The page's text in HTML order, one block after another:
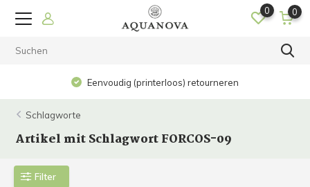
0 0
Eenvoudig (printerloos) retourneren
Schlagworte
Artikel mit Schlagwort FORCOS-09
Filter